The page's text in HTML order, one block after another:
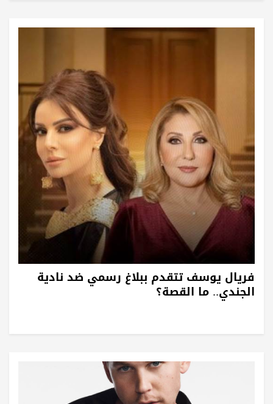
فريال يوسف تتقدم ببلاغ رسمي ضد نادية
الجندي.. ما القصة؟